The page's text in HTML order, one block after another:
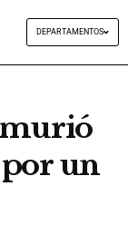
DEPARTAMENTOS
murió
por un